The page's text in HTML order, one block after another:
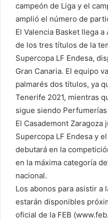
campeón de Liga y el
amplió el número de
El Valencia Basket llega
de los tres títulos de la
Supercopa LF Endesa,
Gran Canaria. El equipo
palmarés dos títulos, ya
Tenerife 2021, mientras
sigue siendo
El Casademont Zaragoza
Supercopa LF Endesa y
debutará en la
en la máxima categoría
nacional.
Los abonos para asistir a
estarán disponibles
oficial de la FEB